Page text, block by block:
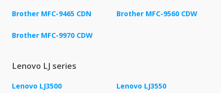
Brother MFC-9465 CDN Brother MFC-9560 CDW
Brother MFC-9970 CDW
Lenovo LJ series
Lenovo LJ3500 Lenovo LJ3550